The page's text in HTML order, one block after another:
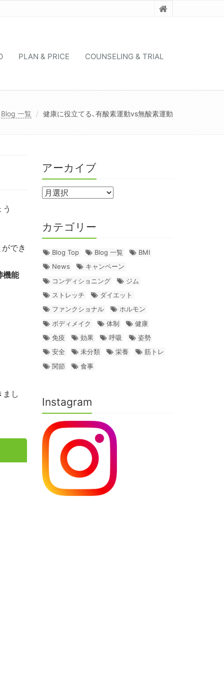
PLAN & PRICE COUNSELING & TRIAL
Blog 一覧 健康に役立てる､有酸素運動vs無酸素運動
でき
機能
まし
アーカイブ
カテゴリー
Blog Top Blog 一覧
BMI
News
キャンペーン
コンディショニング
ジム
ストレッチ
ダイエット
ファンクショナル
ホルモン
ボディメイク
体制
健康
免疫
効果 呼吸
姿勢
安全
未分類 栄養
筋トレ
関節
食事
Instagram